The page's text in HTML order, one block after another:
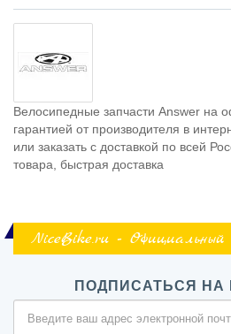
Велосипедные запчасти Answer на
гарантией от производителя в
или заказать с доставкой по всей
товара, быстрая доставка
NiceBike.ru -
ПОДПИСАТЬСЯ НА